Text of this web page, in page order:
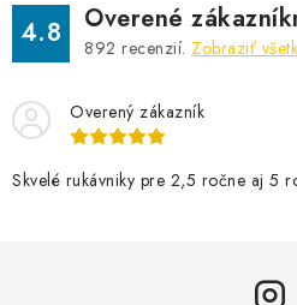
ý
i
s
u
4.8 Overené
892 recenzií. Zobraziť
Overený zákazník
Skvelé rukávniky pre 2,5 ročne aj 5